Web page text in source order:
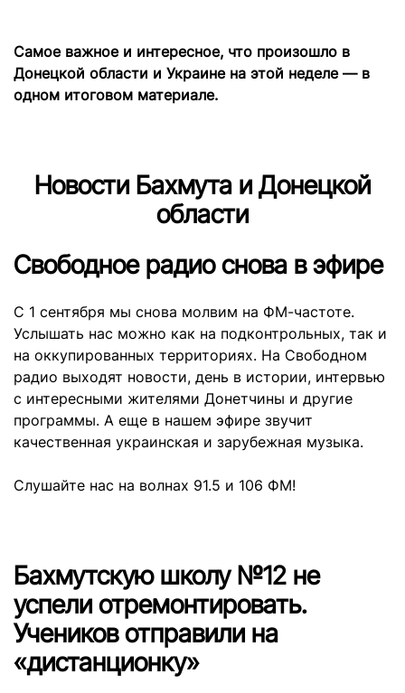
Самое важное и интересное, что произошло в
Донецкой области и Украине на этой неделе — в
одном итоговом материале.
Новости Бахмута и Донецкой
области
Свободное радио снова в эфире
С 1 сентября мы снова молвим на ФМ-частоте.
Услышать нас можно как на подконтрольных, так и
на оккупированных территориях. На Свободном
радио выходят новости, день в истории, интервью
с интересными жителями Донетчины и другие
программы. А еще в нашем эфире звучит
качественная украинская и зарубежная музыка.
Слушайте нас на волнах 91.5 и 106 ФМ!
Бахмутскую школу №12 не
успели отремонтировать.
Учеников отправили на
«дистанционку»